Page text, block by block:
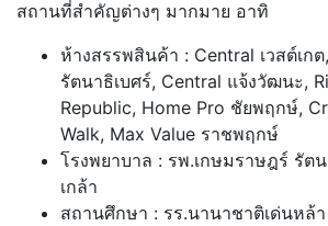
สถานที่สำคัญต่างๆ มากมาย อาทิ
ห้างสรรพสินค้า : Central เวสต์เก
รัตนาธิเบศร์, Central แจ้งวัฒนะ,
Republic, Home Pro ชัยพฤกษ์,
Walk, Max Value ราชพฤกษ์
โรงพยาบาล : รพ.เกษมราษฎร์ รัต
เกล้า
สถานศึกษา : รร.นานาชาติเด่นหล้า